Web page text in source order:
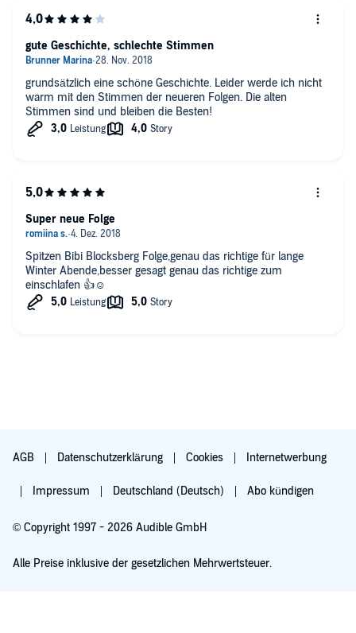
grundsätzlich eine schöne Geschichte. Leider werde ich nicht
warm mit den Stimmen der neueren Folgen. Die alten
Stimmen sind und bleiben die Besten!
gute Geschichte, schlechte Stimmen
Spitzen Bibi Blocksberg Folge,genau das richtige für lange
Winter Abende,besser gesagt genau das richtige zum
einschlafen 👍☺
Super neue Folge
AGB Datenschutzerklärung Cookies Internetwerbung
Impressum Deutschland (Deutsch) Abo kündigen
© Copyright 1997 - 2026 Audible GmbH
Alle Preise inklusive der gesetzlichen Mehrwertsteuer.